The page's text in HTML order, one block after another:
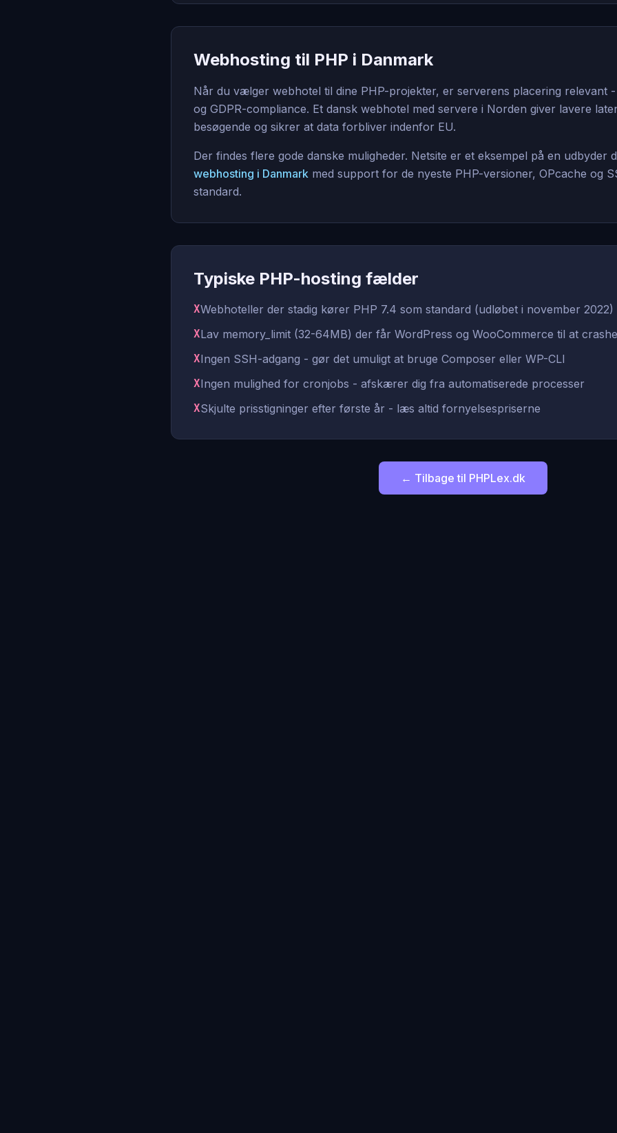
Webhosting til PHP i Danmark
Når du vælger webhotel til dine PHP-projekter, er serverens placering relevant
og GDPR-compliance. Et dansk webhotel med servere i Norden giver lavere
besøgende og sikrer at data forbliver indenfor EU.
Der findes flere gode danske muligheder. Netsite er et eksempel på en udbyder
webhosting i Danmark med support for de nyeste PHP-versioner, OPcache og
standard.
Typiske PHP-hosting fælder
XWebhoteller der stadig kører PHP 7.4 som standard (udløbet i november 2022)
XLav memory_limit (32-64MB) der får WordPress og WooCommerce til at crashe
XIngen SSH-adgang - gør det umuligt at bruge Composer eller WP-CLI
XIngen mulighed for cronjobs - afskærer dig fra automatiserede processer
XSkjulte prisstigninger efter første år - læs altid fornyelsespriserne
← Tilbage til PHPLex.dk